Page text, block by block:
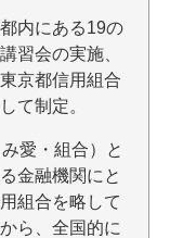
内にある19の
習会の実施、
京都信用組合
て制定。
愛・組合）と
金融機関にと
組合を略して
ら、全国的に